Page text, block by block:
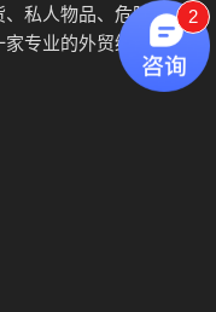
私人物品、危险
专业的外贸综合服
2